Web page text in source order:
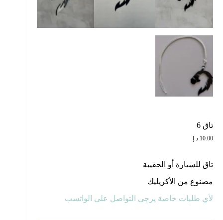
تاق 6
10.00 د.إ
تاق للسيارة أو الحقيبة
مصنوع من الأكريليك
لأي طلبات خاصة يرجى التواصل على الواتسب